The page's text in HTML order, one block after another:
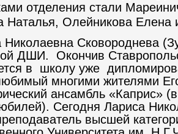
отделения стали
Наталья, Олейникова Елена
Сковороднева
ДШИ. Окончив
в школу уже
многими жителями
ансамбль «Каприс»
Сегодня Лариса
высшей